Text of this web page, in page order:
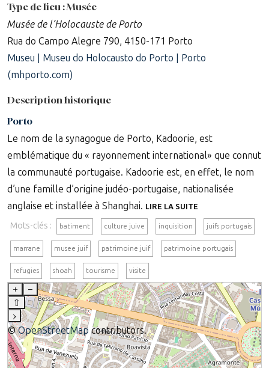
Type de lieu : Musée
Musée de l’Holocauste de Porto
Rua do Campo Alegre 790, 4150-171 Porto
Museu | Museu do Holocausto do Porto | Porto
(mhporto.com)
Description historique
Porto
Le nom de la synagogue de Porto, Kadoorie, est
emblématique du « rayonnement international» que connut
la communauté portugaise. Kadoorie est, en effet, le nom
d’une famille d’origine judéo-portugaise, nationalisée
anglaise et installée à Shanghai. LIRE LA SUITE
Mots-clés : batiment culture juive inquisition juifs portugais
marrane musee juif patrimoine juif patrimoine portugais
refugies shoah tourisme visite
+
–
⇧
›
©OpenStreetMap contributors.